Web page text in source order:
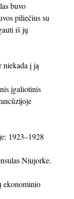
buvo
piliečius su
iš jų
niekada į ją
įgaliotinis
1923–1928
Niujorke.
ekonominio